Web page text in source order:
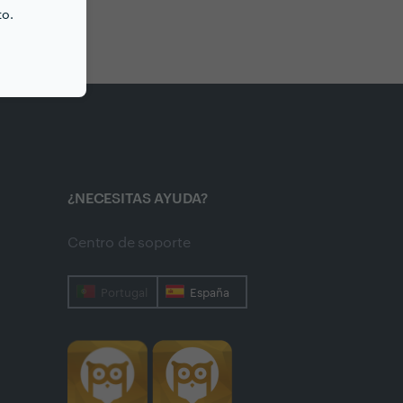
¿NECESITAS AYUDA?
Centro de soporte
Portugal España